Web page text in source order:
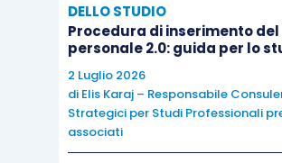
DELLO STUDIO
Procedura di inserimento del
personale 2.0: guida per lo
2 Luglio 2026
di Elis Karaj – Responsabile
Strategici per Studi Professionali
associati